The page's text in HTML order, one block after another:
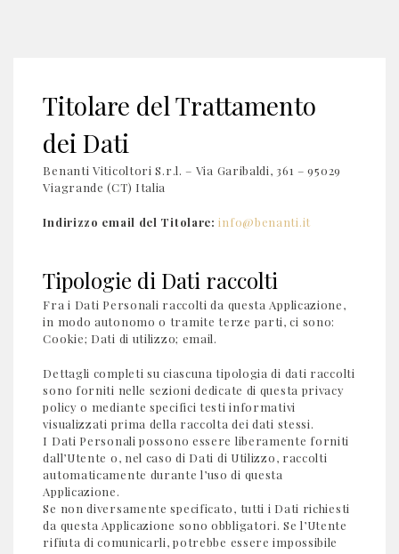
Titolare del Trattamento
dei Dati
Benanti Viticoltori S.r.l. – Via Garibaldi, 361 – 95029
Viagrande (CT) Italia
Indirizzo email del Titolare: info@benanti.it
Tipologie di Dati raccolti
Fra i Dati Personali raccolti da questa Applicazione,
in modo autonomo o tramite terze parti, ci sono:
Cookie; Dati di utilizzo; email.
Dettagli completi su ciascuna tipologia di dati raccolti
sono forniti nelle sezioni dedicate di questa privacy
policy o mediante specifici testi informativi
visualizzati prima della raccolta dei dati stessi.
I Dati Personali possono essere liberamente forniti
dall’Utente o, nel caso di Dati di Utilizzo, raccolti
automaticamente durante l’uso di questa
Applicazione.
Se non diversamente specificato, tutti i Dati richiesti
da questa Applicazione sono obbligatori. Se l’Utente
rifiuta di comunicarli, potrebbe essere impossibile